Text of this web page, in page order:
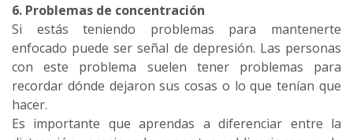
6. Problemas de concentración
Si estás teniendo problemas para mantenerte
enfocado puede ser señal de depresión. Las personas
con este problema suelen tener problemas para
recordar dónde dejaron sus cosas o lo que tenían que
hacer.
Es importante que aprendas a diferenciar entre la